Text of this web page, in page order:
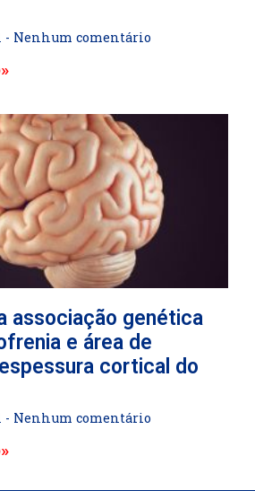
Nenhum comentário
associação genética
e área de
cortical do
Nenhum comentário